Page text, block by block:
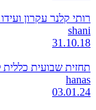
רותי קלנר עקרון
shani
31.10.18
תחזית שבועית כללית
hanas
03.01.24